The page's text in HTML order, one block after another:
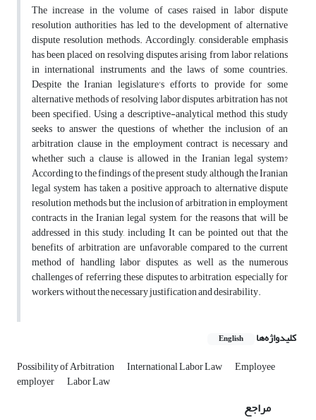
The increase in the volume of cases raised in labor dispute
resolution authorities has led to the development of alternative
dispute resolution methods. Accordingly, considerable emphasis
has been placed on resolving disputes arising from labor relations
in international instruments and the laws of some countries.
Despite the Iranian legislature's efforts to provide for some
alternative methods of resolving labor disputes, arbitration has not
been specified. Using a descriptive-analytical method, this study
seeks to answer the questions of whether the inclusion of an
arbitration clause in the employment contract is necessary and
whether such a clause is allowed in the Iranian legal system?
According to the findings of the present study, although the Iranian
legal system has taken a positive approach to alternative dispute
resolution methods, but the inclusion of arbitration in employment
contracts in the Iranian legal system, for the reasons that will be
addressed in this study, including It can be pointed out that the
benefits of arbitration are unfavorable compared to the current
method of handling labor disputes, as well as the numerous
challenges of referring these disputes to arbitration, especially for
workers, without the necessary justification and desirability.
کلیدواژه‌ها English
Possibility of Arbitration International Labor Law Employee
employer Labor Law
مراجع